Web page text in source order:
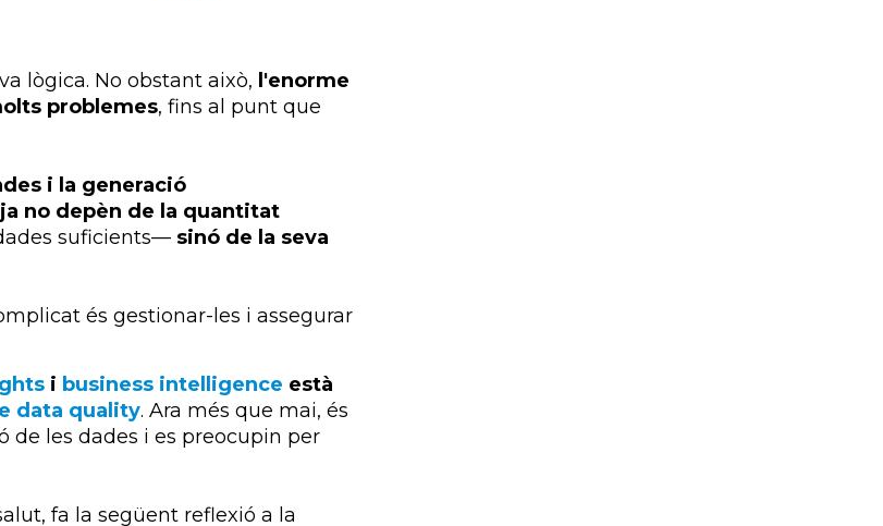
lògica. No obstant això, l'enorme
problemes, fins al punt que
i la generació
no depèn de la quantitat
suficients— sinó de la seva
és gestionar-les i assegurar
i business intelligence està
data quality. Ara més que mai, és
de les dades i es preocupin per
fa la següent reflexió a la